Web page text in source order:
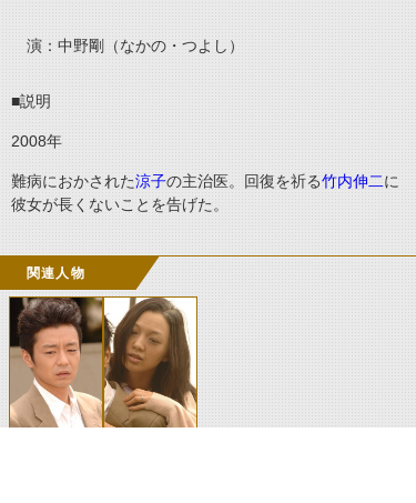
演：中野剛（なかの・つよし）
■説明
2008年
難病におかされた涼子の主治医。回復を祈る竹内伸二に
彼女が長くないことを告げた。
関連人物